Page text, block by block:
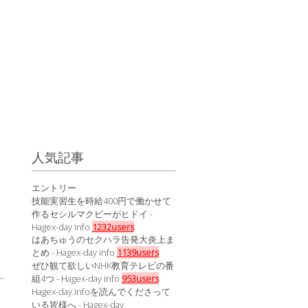
人気記事
エントリー
技能実習生を時給400円で働かせて
作るセシルマクビーがヒドイ -
Hagex-day info 1232users
はあちゅうのセクハラ告発大炎上ま
とめ - Hagex-day info 1139users
ぜひ観て欲しいNHK教育テレビの番
組4つ - Hagex-day info 953users
Hagex-day.infoを読んでくださって
いる皆様へ - Hagex-day